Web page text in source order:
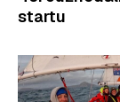
startu